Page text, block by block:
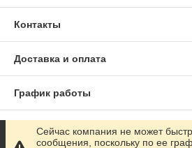
Контакты
Доставка и оплата
График работы
Полная версия сайта
Сейчас компания не может
сообщения, поскольку по ее